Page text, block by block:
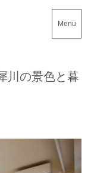
Menu
川の景色と暮